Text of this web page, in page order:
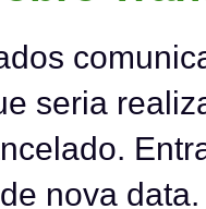
seria
nova